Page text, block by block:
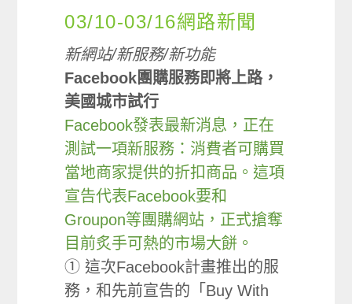
03/10-03/16網路新聞
新網站/新服務/新功能
Facebook團購服務即將上路，
美國城市試行
Facebook發表最新消息，正在
測試一項新服務：消費者可購買
當地商家提供的折扣商品。這項
宣告代表Facebook要和
Groupon等團購網站，正式搶奪
目前炙手可熱的市場大餅。
① 這次Facebook計畫推出的服
務，和先前宣告的「Buy With